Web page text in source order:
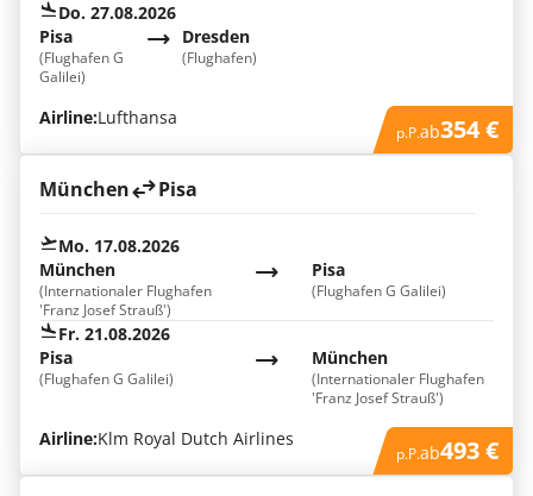
Do. 27.08.2026
Dresden
(Flughafen)
Pisa
(Flughafen G
Galilei)
Airline:Lufthansa
p.P.ab354 €
München Pisa
Mo. 17.08.2026
München
(Internationaler Flughafen
'Franz Josef Strauß')
Pisa
(Flughafen G Galilei)
Fr. 21.08.2026
München
(Internationaler Flughafen
'Franz Josef Strauß')
Pisa
(Flughafen G Galilei)
Airline:Klm Royal Dutch Airlines
p.P.ab493 €